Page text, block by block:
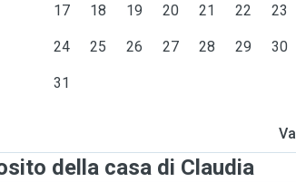
17 18 19 20 21 22 23
24 25 26 27 28 29 30
31
della casa di Claudia